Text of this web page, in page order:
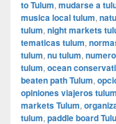
to Tulum, mudarse a
musica local tulum,
tulum, night markets
tematicas tulum,
tulum, nu tulum,
tulum, ocean
beaten path Tulum,
opiniones viajeros tulum
markets Tulum,
tulum, paddle board